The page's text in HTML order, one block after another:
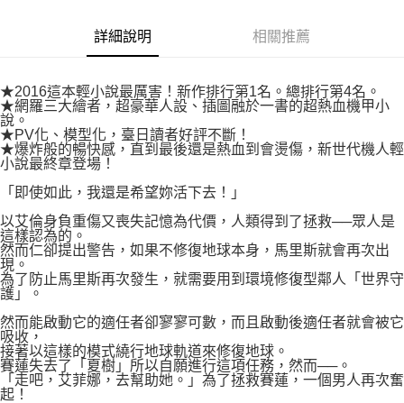
３．未成年的使用者請事先徵得法定代理人或監護人之同意方可使用
「AFTEE先享後付」，若未經同意申辦者引起之損失，本公司不負相關責
時審查核予不同之上限額度；若仍有額度不足之情形，本公司將視審查結果
請求用戶進行身份認證。
５．嚴禁一人註冊多個帳號或使用他人資訊註冊。若發現惡意使用之情形，
恩沛科技股份有限公司將有權停止該用戶之使用額度並採取法律行動。
國家/地區配送 查看運費
詳細說明 相關推薦
★2016這本輕小說最厲害！新作排行第1名。總排行第4名。
★網羅三大繪者，超豪華人設、插圖融於一書的超熱血機甲小
說。
★PV化、模型化，臺日讀者好評不斷！
★爆炸般的暢快感，直到最後還是熱血到會燙傷，新世代機人輕
小說最終章登場！
「即使如此，我還是希望妳活下去！」
以艾倫身負重傷又喪失記憶為代價，人類得到了拯救──眾人是
這樣認為的。
然而仁卻提出警告，如果不修復地球本身，馬里斯就會再次出
現。
為了防止馬里斯再次發生，就需要用到環境修復型鄰人「世界守
護」。
然而能啟動它的適任者卻寥寥可數，而且啟動後適任者就會被它
吸收，
接著以這樣的模式繞行地球軌道來修復地球。
賽蓮失去了「夏樹」所以自願進行這項任務，然而──。
「走吧，艾菲娜，去幫助她。」為了拯救賽蓮，一個男人再次奮
起！